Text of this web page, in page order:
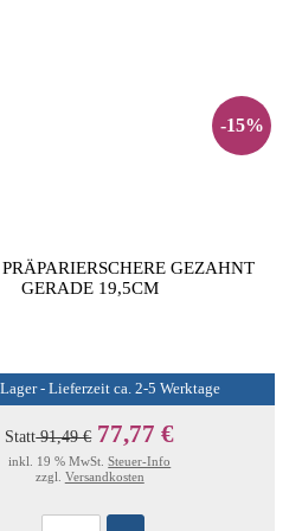
-15%
GEZAHNT
GERADE 19,5CM
- Lieferzeit ca. 2-5 Werktage
Statt91,49 € 77,77 €
inkl. 19 % MwSt.Steuer-Info
zzgl. Versandkosten